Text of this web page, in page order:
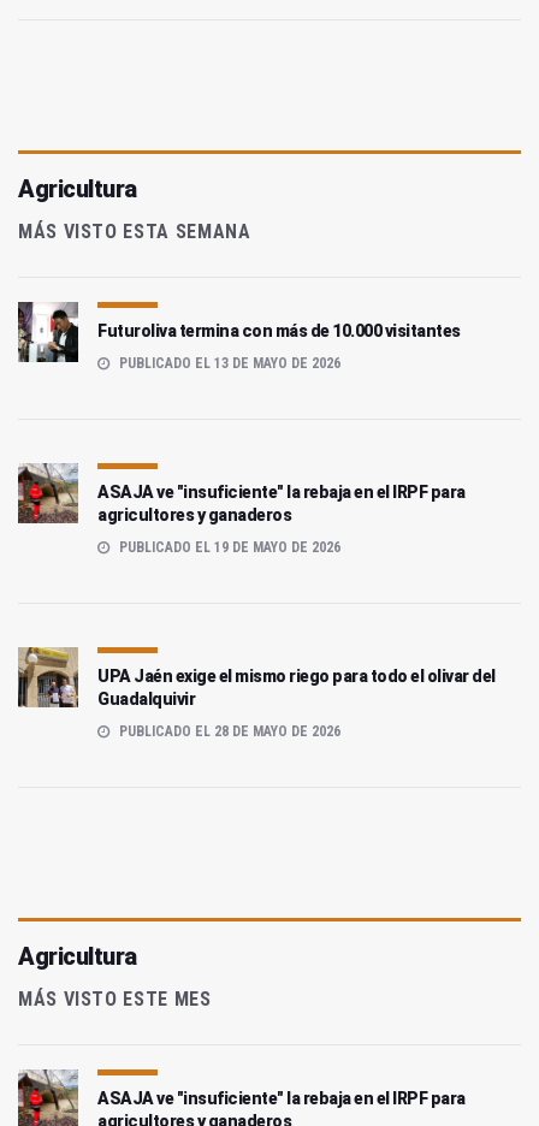
Agricultura
MÁS VISTO ESTA SEMANA
Futuroliva termina con más de 10.000 visitantes
PUBLICADO EL 13 DE MAYO DE 2026
ASAJA ve "insuficiente" la rebaja en el IRPF para
agricultores y ganaderos
PUBLICADO EL 19 DE MAYO DE 2026
UPA Jaén exige el mismo riego para todo el olivar del
Guadalquivir
PUBLICADO EL 28 DE MAYO DE 2026
Agricultura
MÁS VISTO ESTE MES
ASAJA ve "insuficiente" la rebaja en el IRPF para
agricultores y ganaderos